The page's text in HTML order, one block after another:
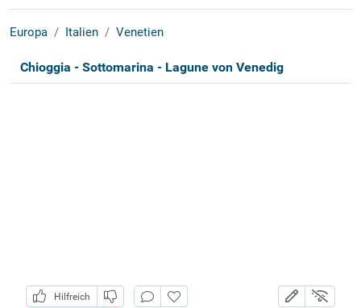
Europa Italien Venetien
Chioggia - Sottomarina - Lagune von Venedig
Hilfreich